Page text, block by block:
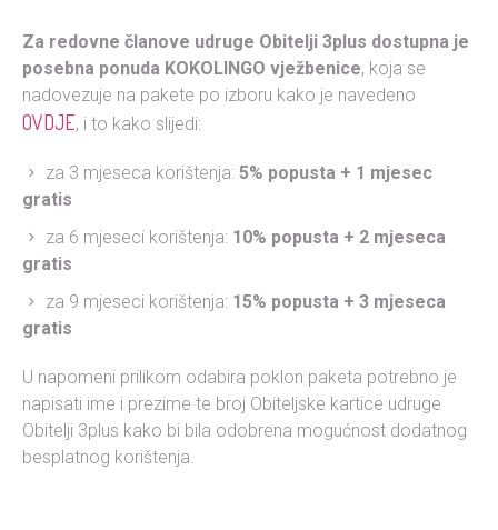
Za redovne članove udruge Obitelji 3plus dostupna je
posebna ponuda KOKOLINGO vježbenice, koja se
nadovezuje na pakete po izboru kako je navedeno
OVDJE, i to kako slijedi:
za 3 mjeseca korištenja: 5% popusta + 1 mjesec
gratis
za 6 mjeseci korištenja: 10% popusta + 2 mjeseca
gratis
za 9 mjeseci korištenja: 15% popusta + 3 mjeseca
gratis
U napomeni prilikom odabira poklon paketa potrebno je
napisati ime i prezime te broj Obiteljske kartice udruge
Obitelji 3plus kako bi bila odobrena mogućnost dodatnog
besplatnog korištenja.